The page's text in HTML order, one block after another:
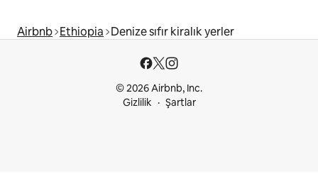
Airbnb Ethiopia Denize sıfır kiralık yerler
© 2026 Airbnb, Inc.
Gizlilik
Şartlar